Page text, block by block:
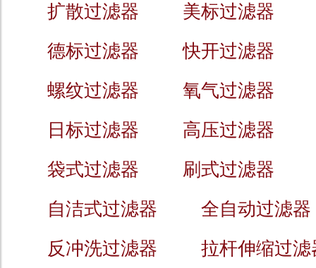
扩散过滤器
美标过滤器
德标过滤器
快开过滤器
螺纹过滤器
氧气过滤器
日标过滤器
高压过滤器
袋式过滤器
刷式过滤器
自洁式过滤器
全自动过滤器
反冲洗过滤器
拉杆伸缩过滤